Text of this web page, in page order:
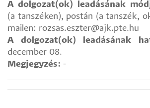
A dolgozat(ok) leadásának
(a tanszéken), postán (a tanszék,
mailen: rozsas.eszter@ajk.pte.hu
A dolgozat(ok) leadásának
december 08.
Megjegyzés: -